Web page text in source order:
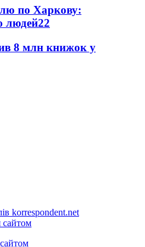
по Харкову:
людей22
8 млн книжок у
korrespondent.net
сайтом